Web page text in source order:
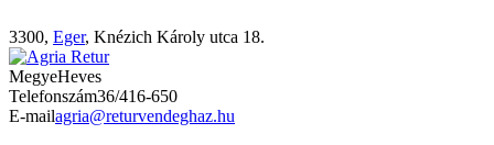
3300, Eger, Knézich Károly utca 18.
MegyeHeves
Telefonszám36/416-650
E-mailagria@returvendeghaz.hu